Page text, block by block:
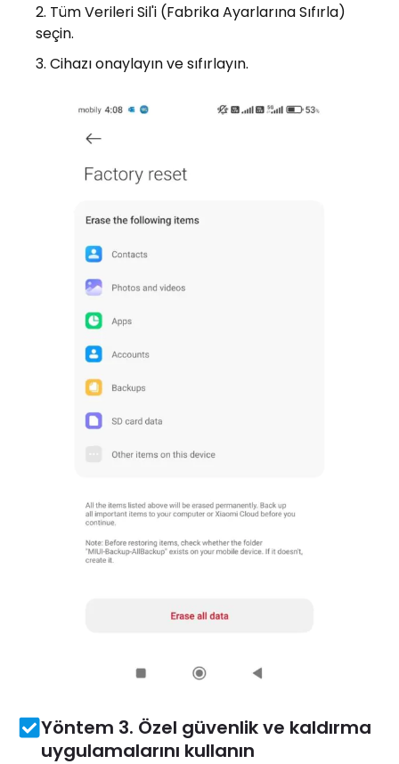
Tüm Verileri Sil'i (Fabrika Ayarlarına Sıfırla)
seçin.
Cihazı onaylayın ve sıfırlayın.
Yöntem 3. Özel güvenlik ve kaldırma
uygulamalarını kullanın